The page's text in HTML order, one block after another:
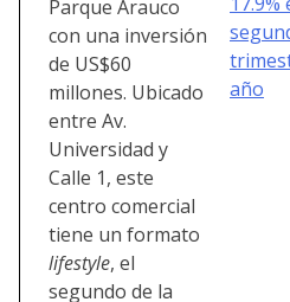
Parque Arauco
con una inversión
de US$60
millones. Ubicado
entre Av.
Universidad y
Calle 1, este
centro comercial
tiene un formato
lifestyle, el
segundo de la
año